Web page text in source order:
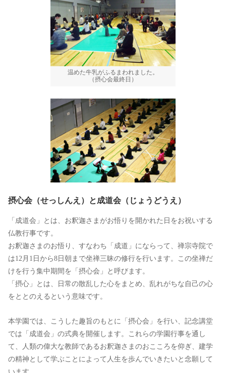
温めた牛乳がふるまわれました。
（摂心会最終日）
摂心会（せっしんえ）と成道会（じょうどうえ）
「成道会」とは、お釈迦さまがお悟りを開かれた日をお祝いする
仏教行事です。
お釈迦さまのお悟り、すなわち「成道」にならって、禅宗寺院で
は12月1日から8日朝まで坐禅三昧の修行を行います。この坐禅だ
けを行う集中期間を「摂心会」と呼びます。
「摂心」とは、日常の散乱した心をまとめ、乱れがちな自己の心
をととのえるという意味です。
本学園では、こうした趣旨のもとに「摂心会」を行い、記念講堂
では「成道会」の式典を開催します。これらの学園行事を通し
て、人類の偉大な教師であるお釈迦さまのおこころを仰ぎ、建学
の精神として学ぶことによって人生を歩んでいきたいと念願して
います。